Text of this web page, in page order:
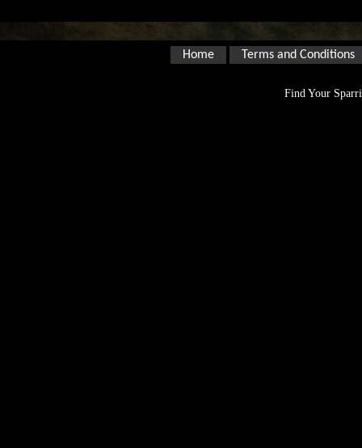
Home Terms and Conditions
Find Your